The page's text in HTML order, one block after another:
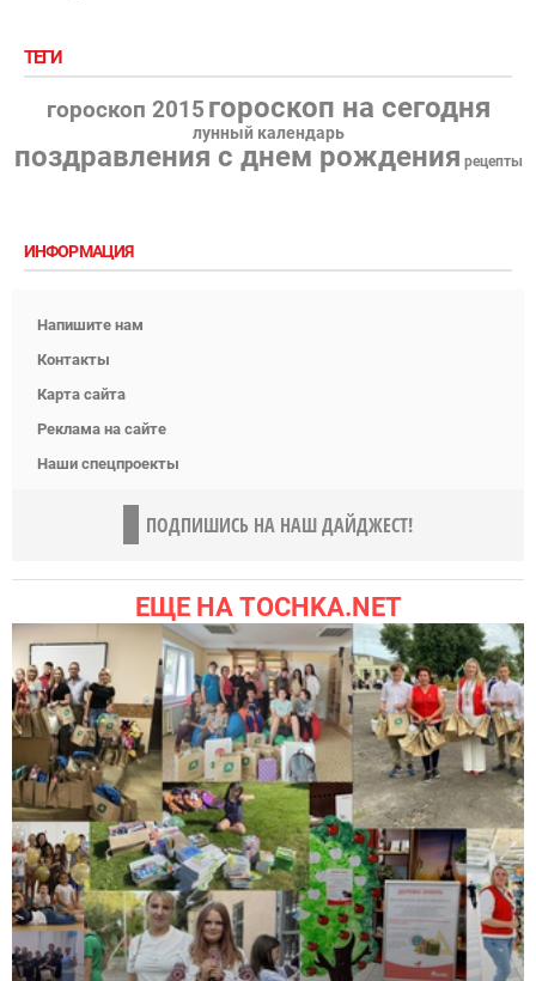
ТЕГИ
гороскоп 2015 гороскоп на сегодня
лунный календарь
поздравления с днем рождения рецепты
ИНФОРМАЦИЯ
Напишите нам
Контакты
Карта сайта
Реклама на сайте
Наши спецпроекты
ПОДПИШИСЬ НА НАШ ДАЙДЖЕСТ!
ЕЩЕ НА TOCHKA.NET